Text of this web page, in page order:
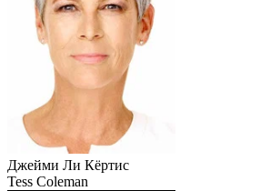
Джейми Ли Кёртис
Tess Coleman